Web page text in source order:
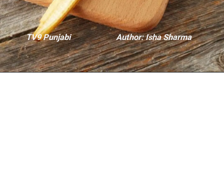
TV9 Punjabi Author: Isha Sharma